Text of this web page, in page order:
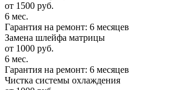
от 1500 руб.
6 мес.
Гарантия на ремонт: 6 месяцев
Замена шлейфа матрицы
от 1000 руб.
6 мес.
Гарантия на ремонт: 6 месяцев
Чистка системы охлаждения